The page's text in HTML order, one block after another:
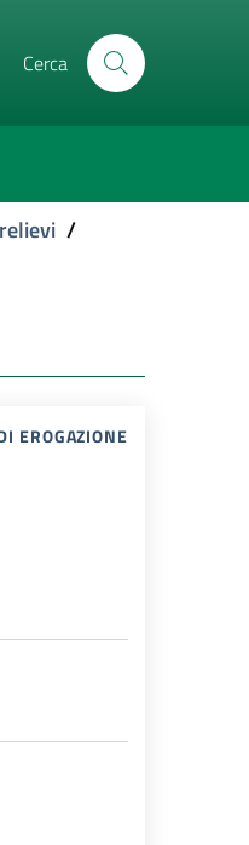
Cerca
/
EROGAZIONE